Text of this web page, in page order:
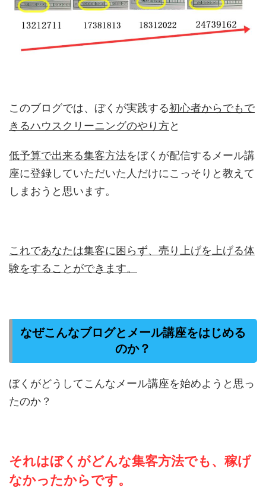
このブログでは、ぼくが実践する初心者からでもで
きるハウスクリーニングのやり方と
低予算で出来る集客方法をぼくが配信するメール講
座に登録していただいた人だけにこっそりと教えて
しまおうと思います。
これであなたは集客に困らず、売り上げを上げる体
験をすることができます。
なぜこんなブログとメール講座をはじめる
のか？
ぼくがどうしてこんなメール講座を始めようと思っ
たのか？
それはぼくがどんな集客方法でも、稼げ
なかったからです。